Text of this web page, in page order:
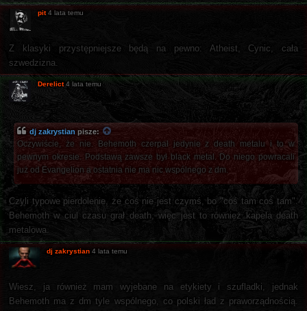
pit 4 lata temu
Z klasyki przystępniejsze będą na pewno: Atheist, Cynic, cała
szwedzizna.
Derelict 4 lata temu
dj zakrystian pisze:
Oczywiście, że nie. Behemoth czerpał jedynie z death metalu i to w
pewnym okresie. Podstawą zawsze był black metal. Do niego powracali
już od Evangelion a ostatnia nie ma nic wspólnego z dm.
Czyli typowe pierdolenie, że coś nie jest czymś, bo "coś tam coś tam".
Behemoth w ciul czasu grał death, więc jest to również kapela death
metalowa.
dj zakrystian 4 lata temu
Wiesz, ja również mam wyjebane na etykiety i szufladki, jednak
Behemoth ma z dm tyle wspólnego, co polski ład z praworządnością.